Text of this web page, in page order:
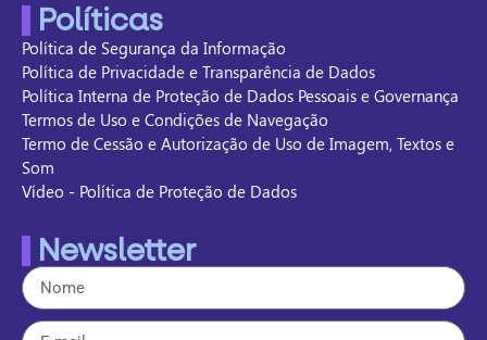
Políticas
Política de Segurança da Informação
Política de Privacidade e Transparência de Dados
Política Interna de Proteção de Dados Pessoais e Governança
Termos de Uso e Condições de Navegação
Termo de Cessão e Autorização de Uso de Imagem, Textos e
Som
Vídeo - Política de Proteção de Dados
Newsletter